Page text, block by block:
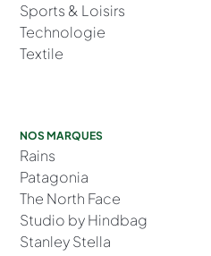
Sports & Loisirs
Technologie
Textile
NOS MARQUES
Rains
Patagonia
The North Face
Studio by Hindbag
Stanley Stella